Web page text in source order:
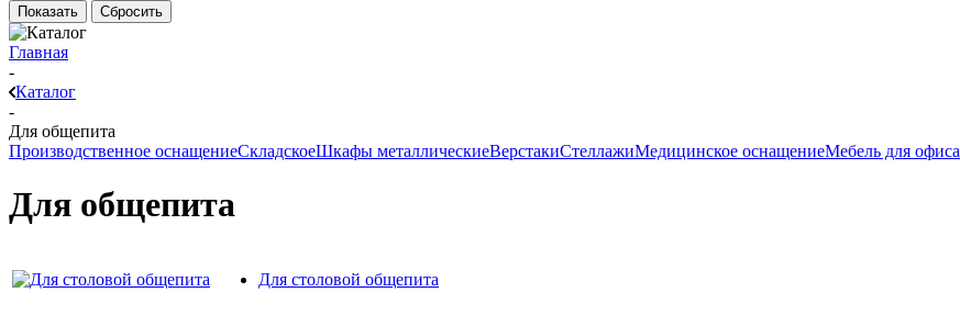
Показать Сбросить
Главная
-
Каталог
-
Для общепита
Производственное оснащениеСкладскоеШкафы металлическиеВерстакиСтеллажиМедицинское оснащениеМебель для офиса
Для общепита
Для столовой общепита